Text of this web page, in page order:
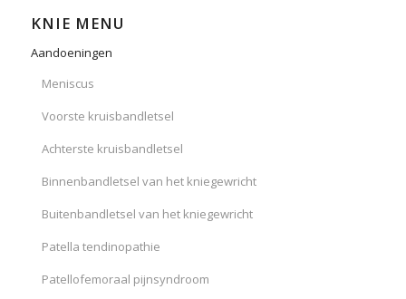
KNIE MENU
Aandoeningen
Meniscus
Voorste kruisbandletsel
Achterste kruisbandletsel
Binnenbandletsel van het kniegewricht
Buitenbandletsel van het kniegewricht
Patella tendinopathie
Patellofemoraal pijnsyndroom